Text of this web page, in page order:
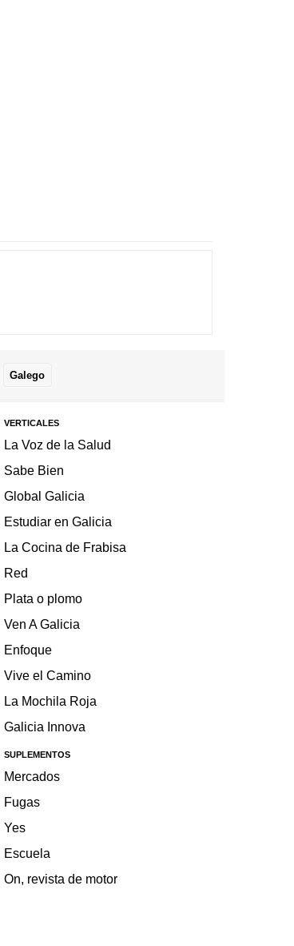
Galego
VERTICALES
La Voz de la Salud
Sabe Bien
Global Galicia
Estudiar en Galicia
La Cocina de Frabisa
Red
Plata o plomo
Ven A Galicia
Enfoque
Vive el Camino
La Mochila Roja
Galicia Innova
SUPLEMENTOS
Mercados
Fugas
Yes
Escuela
On, revista de motor